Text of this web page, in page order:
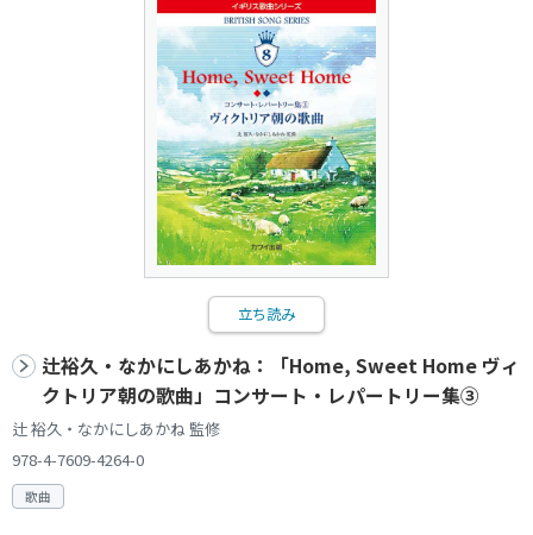
立ち読み
辻裕久・なかにしあかね：「Home, Sweet Home ヴィ
クトリア朝の歌曲」コンサート・レパートリー集③
辻 裕久・なかにしあかね 監修
978-4-7609-4264-0
歌曲